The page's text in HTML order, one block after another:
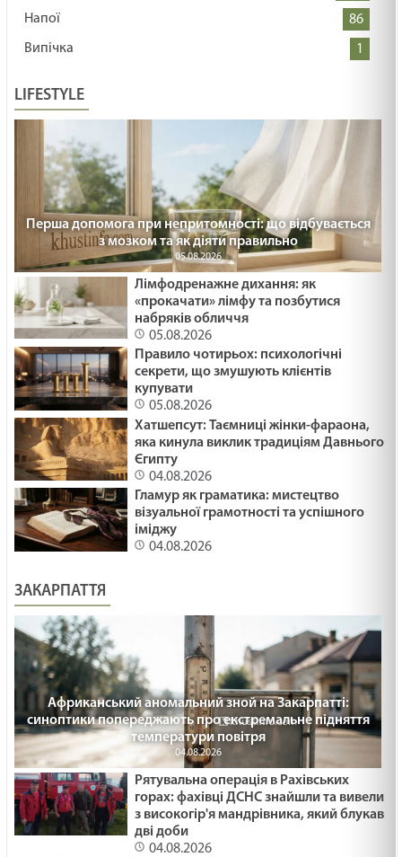
Напої
86
Випічка
1
LIFESTYLE
Перша допомога при непритомності: що відбувається
з мозком та як діяти правильно
05.08.2026
Лімфодренажне дихання: як
«прокачати» лімфу та позбутися
набряків обличчя
05.08.2026
Правило чотирьох: психологічні
секрети, що змушують клієнтів
купувати
05.08.2026
Хатшепсут: Таємниці жінки-фараона,
яка кинула виклик традиціям Давнього
Єгипту
04.08.2026
Гламур як граматика: мистецтво
візуальної грамотності та успішного
іміджу
04.08.2026
ЗАКАРПАТТЯ
Африканський аномальний зной на Закарпатті:
синоптики попереджають про екстремальне підняття
температури повітря
04.08.2026
Рятувальна операція в Рахівських
горах: фахівці ДСНС знайшли та вивели
з високогір'я мандрівника, який блукав
дві доби
04.08.2026